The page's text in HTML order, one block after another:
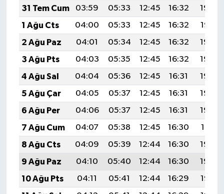
31 Tem Cum
03:59 05:33 12:45 16:32
19:48
1 Ağu Cts
04:00 05:33 12:45 16:32
19:47
2 Ağu Paz
04:01 05:34 12:45 16:32
19:46
3 Ağu Pts
04:03 05:35 12:45 16:32
19:45
4 Ağu Sal
04:04 05:36 12:45 16:31
19:44
5 Ağu Çar
04:05 05:37 12:45 16:31
19:43
6 Ağu Per
04:06 05:37 12:45 16:31
19:42
7 Ağu Cum
04:07 05:38 12:45 16:30
19:41
8 Ağu Cts
04:09 05:39 12:44 16:30
19:40
9 Ağu Paz
04:10 05:40 12:44 16:30
19:39
10 Ağu Pts
04:11 05:41 12:44 16:29
19:38